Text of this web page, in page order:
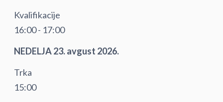
Kvalifikacije
16:00 - 17:00
NEDELJA 23. avgust 2026.
Trka
15:00